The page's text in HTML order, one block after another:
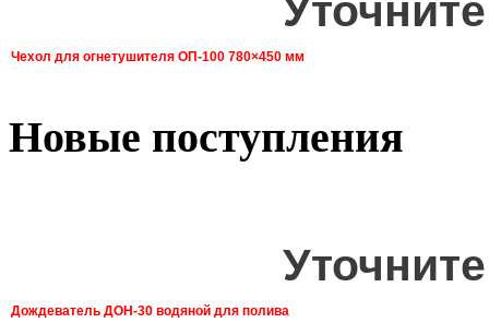
Чехол для огнетушителя ОП-100 780×450 мм
Новые поступления
Дождеватель ДОН-30 водяной для полива